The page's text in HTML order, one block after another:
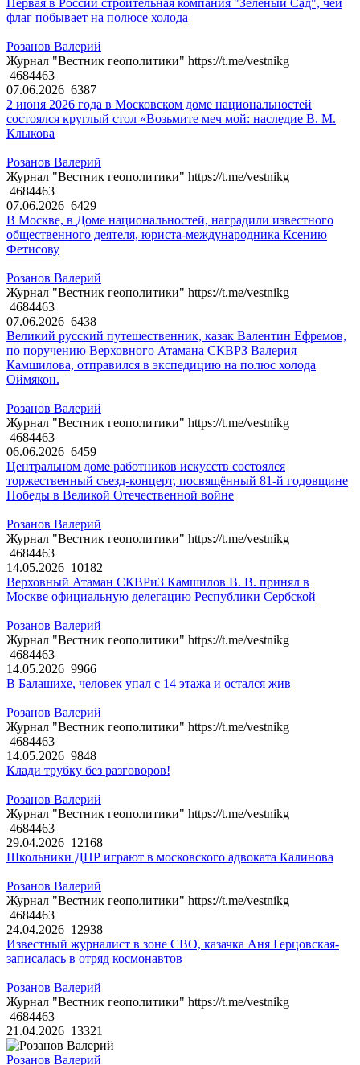
Первая в России строительная компания "Зеленый Сад", чей
флаг побывает на полюсе холода
Розанов Валерий
Журнал "Вестник геополитики" https://t.me/vestnikg
4684463
07.06.2026 6387
2 июня 2026 года в Московском доме национальностей
состоялся круглый стол «Возьмите меч мой: наследие В. М.
Клыкова
Розанов Валерий
Журнал "Вестник геополитики" https://t.me/vestnikg
4684463
07.06.2026 6429
В Москве, в Доме национальностей, наградили известного
общественного деятеля, юриста-международника Ксению
Фетисову
Розанов Валерий
Журнал "Вестник геополитики" https://t.me/vestnikg
4684463
07.06.2026 6438
Великий русский путешественник, казак Валентин Ефремов,
по поручению Верховного Атамана СКВРЗ Валерия
Камшилова, отправился в экспедицию на полюс холода
Оймякон.
Розанов Валерий
Журнал "Вестник геополитики" https://t.me/vestnikg
4684463
06.06.2026 6459
Центральном доме работников искусств состоялся
торжественный съезд-концерт, посвящённый 81-й годовщине
Победы в Великой Отечественной войне
Розанов Валерий
Журнал "Вестник геополитики" https://t.me/vestnikg
4684463
14.05.2026 10182
Верховный Атаман СКВРиЗ Камшилов В. В. принял в
Москве официальную делегацию Республики Сербской
Розанов Валерий
Журнал "Вестник геополитики" https://t.me/vestnikg
4684463
14.05.2026 9966
В Балашихе, человек упал с 14 этажа и остался жив
Розанов Валерий
Журнал "Вестник геополитики" https://t.me/vestnikg
4684463
14.05.2026 9848
Клади трубку без разговоров!
Розанов Валерий
Журнал "Вестник геополитики" https://t.me/vestnikg
4684463
29.04.2026 12168
Школьники ДНР играют в московского адвоката Калинова
Розанов Валерий
Журнал "Вестник геополитики" https://t.me/vestnikg
4684463
24.04.2026 12938
Известный журналист в зоне СВО, казачка Аня Герцовская-
записалась в отряд космонавтов
Розанов Валерий
Журнал "Вестник геополитики" https://t.me/vestnikg
4684463
21.04.2026 13321
Розанов Валерий